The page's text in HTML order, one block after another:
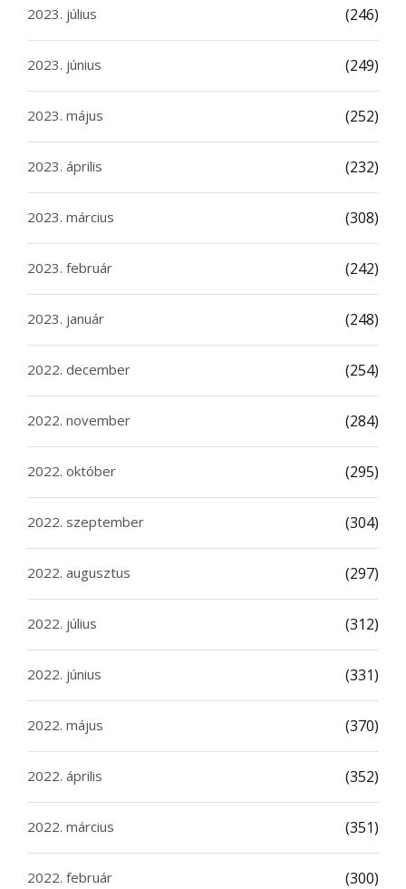
2023. július (246)
2023. június (249)
2023. május (252)
2023. április (232)
2023. március (308)
2023. február (242)
2023. január (248)
2022. december (254)
2022. november (284)
2022. október (295)
2022. szeptember (304)
2022. augusztus (297)
2022. július (312)
2022. június (331)
2022. május (370)
2022. április (352)
2022. március (351)
2022. február (300)